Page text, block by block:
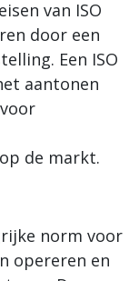
van ISO
door een
Een ISO
aantonen
de markt.
norm voor
opereren en